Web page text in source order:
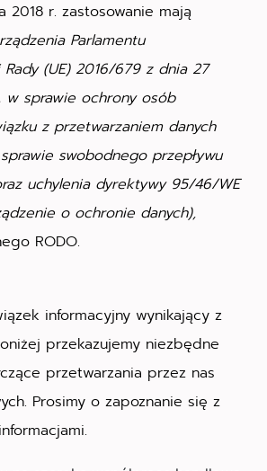
2018 r. zastosowanie mają
Parlamentu
(UE) 2016/679 z dnia 27
w sprawie ochrony osób
z przetwarzaniem danych
swobodnego przepływu
uchylenia dyrektywy 95/46/WE
o ochronie danych),
RODO.
informacyjny wynikający z
przekazujemy niezbędne
przetwarzania przez nas
Prosimy o zapoznanie się z